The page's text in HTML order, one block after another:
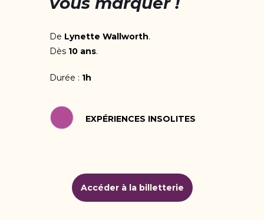
De Lynette Wallworth.
Dès 10 ans.
Durée : 1h
EXPÉRIENCES INSOLITES
Accéder à la billetterie